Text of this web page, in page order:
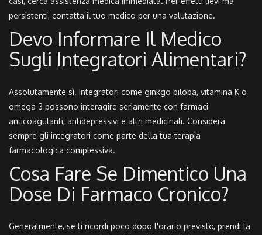
persistenti, contatta il tuo medico per una valutazione.
Devo Informare Il Medico
Sugli Integratori Alimentari?
Assolutamente sì. Integratori come ginkgo biloba, vitamina K o
omega-3 possono interagire seriamente con farmaci
anticoagulanti, antidepressivi e altri medicinali. Considera
sempre gli integratori come parte della tua terapia
farmacologica complessiva.
Cosa Fare Se Dimentico Una
Dose Di Farmaco Cronico?
Generalmente, se ti ricordi poco dopo l'orario previsto, prendi la